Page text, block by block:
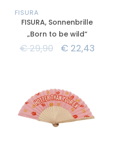
FISURA
FISURA, Sonnenbrille
„Born to be wild“
€29,90 €22,43